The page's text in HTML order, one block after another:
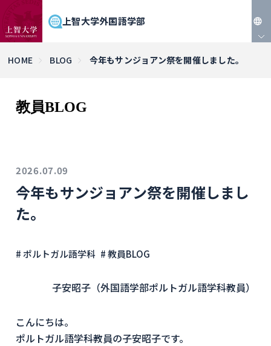
上智大学外国語学部
HOME BLOG 今年もサンジョアン祭を開催しました。
教員BLOG
2026.07.09
今年もサンジョアン祭を開催しまし
た。
# ポルトガル語学科 # 教員BLOG
子安昭子（外国語学部ポルトガル語学科教員）
こんにちは。
ポルトガル語学科教員の子安昭子です。